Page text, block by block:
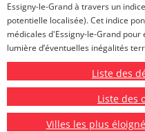
Essigny-le-Grand à travers un
potentielle localisée). Cet indice
médicales d'Essigny-le-Grand
lumière d’éventuelles inégalités
Liste des
Liste des
Villes les plus